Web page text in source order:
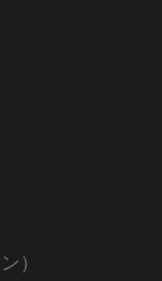
）